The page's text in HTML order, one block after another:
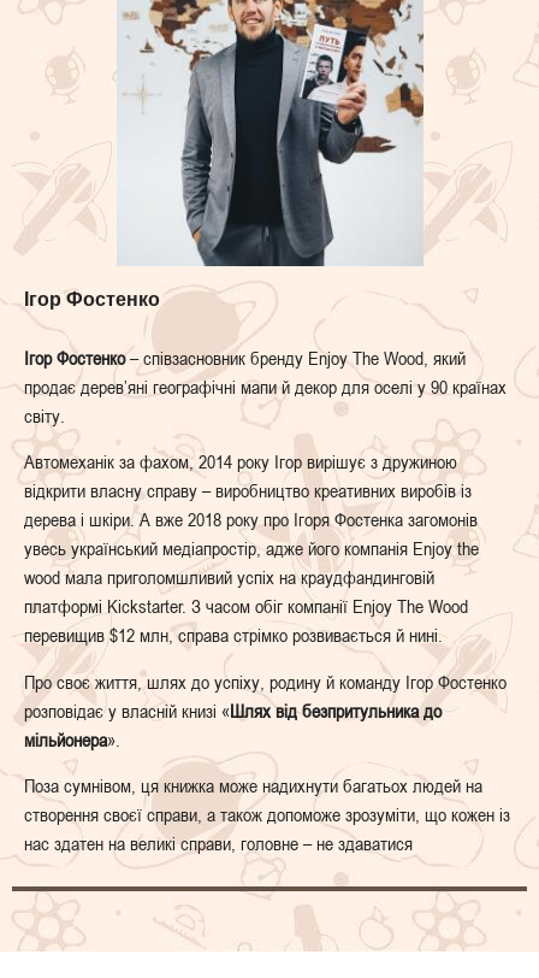
Ігор Фостенко
Ігор Фостенко– співзасновник бренду Enjoy The Wood, який
продає дерев’яні географічні мапи й декор для оселі у 90 країнах
світу.
Автомеханік за фахом, 2014 року Ігор вирішує з дружиною
відкрити власну справу – виробництво креативних виробів із
дерева і шкіри. А вже 2018 року про Ігоря Фостенка загомонів
увесь український медіапростір, адже його компанія Enjoy the
wood мала приголомшливий успіх на краудфандинговій
платформі Kickstarter. З часом обіг компанії Enjoy The Wood
перевищив $12 млн, справа стрімко розвивається й нині.
Про своє життя, шлях до успіху, родину й команду Ігор Фостенко
розповідає у власній книзі «Шлях від безпритульника до
мільйонера».
Поза сумнівом, ця книжка може надихнути багатьох людей на
створення своєї справи, а також допоможе зрозуміти, що кожен із
нас здатен на великі справи, головне – не здаватися